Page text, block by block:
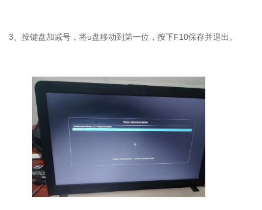
3 、按键盘加减号，将u盘移动到第一位，按下F10保存并退出。